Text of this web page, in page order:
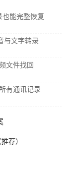
也能完整恢复
与文字转录
文件找回
有通讯记录
荐）